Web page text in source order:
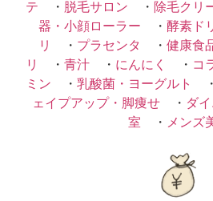
テ ・ 脱毛サロン ・ 除毛クリ
器・小顔ローラー ・ 酵素ド
リ
・ プラセンタ ・ 健康食
リ
・ 青汁 ・ にんにく ・ コ
ミン ・ 乳酸菌・ヨーグルト ・
ェイプアップ・脚痩せ ・ ダ
室 ・ メンズ